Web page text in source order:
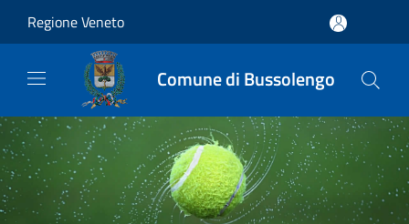
Regione Veneto
Comune di Bussolengo